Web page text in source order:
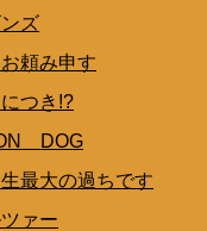
ズ
頼み申す
つき!?
DOG
最大の過ちです
ァー